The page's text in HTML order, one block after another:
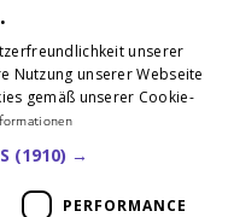
unserer
Nutzung unserer Webseite
gemäß unserer Cookie-
(1910) →
PERFORMANCE